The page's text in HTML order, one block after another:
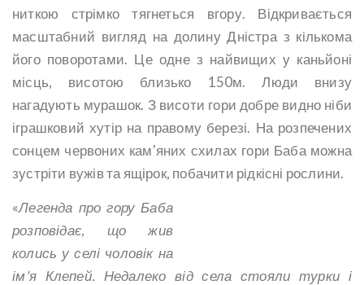
ниткою стрімко тягнеться вгору. Відкривається
масштабний вигляд на долину Дністра з кількома
його поворотами. Це одне з найвищих у каньйоні
місць, висотою близько 150м. Люди внизу
нагадують мурашок. З висоти гори добре видно ніби
іграшковий хутір на правому березі. На розпечених
сонцем червоних кам'яних схилах гори Баба можна
зустріти вужів та ящірок, побачити рідкісні рослини.
«Легенда про гору Баба
розповідає, що жив
колись у селі чоловік на
ім'я Клепей. Недалеко від села стояли турки і